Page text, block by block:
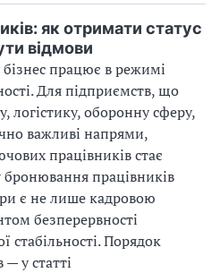
як отримати статус
відмови
працює в режимі
Для підприємств, що
логістику, оборонну сферу,
важливі напрями,
працівників стає
працівників
є не лише кадровою
безперервності
стабільності. Порядок
у статті